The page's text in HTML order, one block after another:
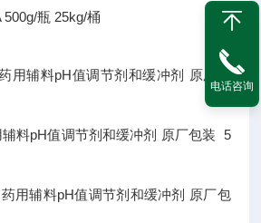
瓶 25kg/桶
辅料pH值调节剂和缓冲剂 原厂包
值调节剂和缓冲剂 原厂包装 5
用辅料pH值调节剂和缓冲剂 原厂包
电话咨询